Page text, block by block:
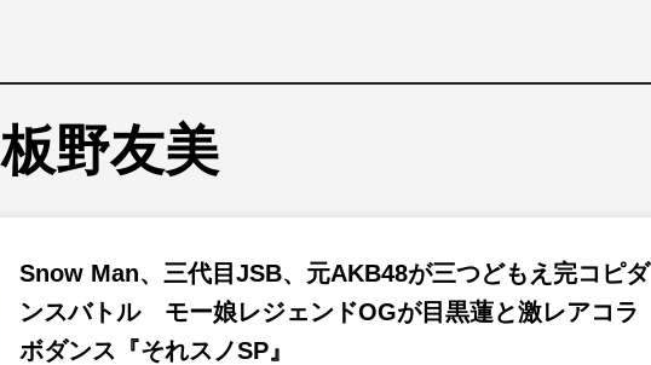
板野友美
Snow Man、三代目JSB、元AKB48が三つどもえ完コピダ
ンスバトル モー娘レジェンドOGが目黒蓮と激レアコラ
ボダンス『それスノSP』